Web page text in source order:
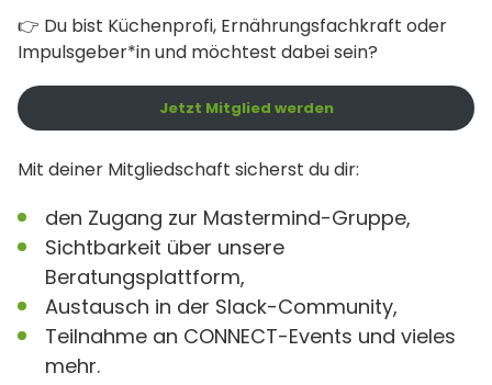
👉 Du bist Küchenprofi, Ernährungsfachkraft oder
Impulsgeber*in und möchtest dabei sein?
Jetzt Mitglied werden
Mit deiner Mitgliedschaft sicherst du dir:
den Zugang zur Mastermind-Gruppe,
Sichtbarkeit über unsere
Beratungsplattform,
Austausch in der Slack-Community,
Teilnahme an CONNECT-Events und vieles
mehr.